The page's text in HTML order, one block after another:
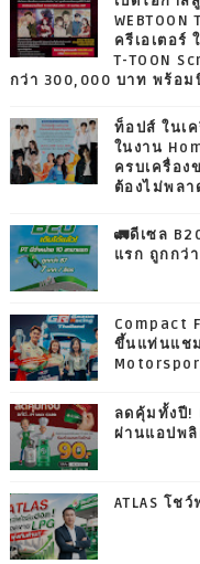
ครีเอเตอร์
T-TOON
กว่า 300,000 บาท พร้อม
ท็อปส์ ในเ
ในงาน
ครบเครื่อ
ต้องไม่พลา
🚛ดีเซล
แรก ถูกกว่
Compact
ขึ้นแท่นแช
ลดคุ้มทั้งปี!
ผ่านแอปพลิ
ATLAS โช